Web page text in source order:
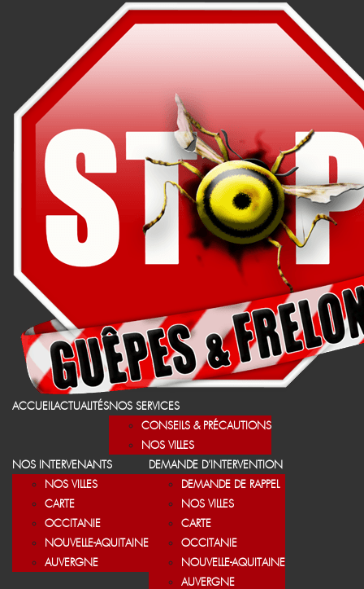
ACCUEILACTUALITÉSNOS SERVICES
CONSEILS & PRÉCAUTIONS
NOS VILLES
NOS INTERVENANTS
NOS VILLES
CARTE
OCCITANIE
NOUVELLE-AQUITAINE
AUVERGNE
DEMANDE D’INTERVENTION
DEMANDE DE RAPPEL
NOS VILLES
CARTE
OCCITANIE
NOUVELLE-AQUITAINE
AUVERGNE